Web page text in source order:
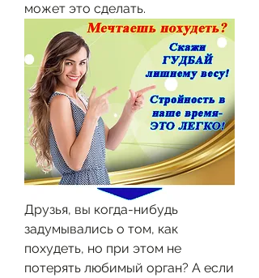
может это сделать.
Друзья, вы когда-нибудь
задумывались о том, как
похудеть, но при этом не
потерять любимый орган? А если